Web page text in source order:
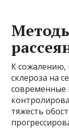
К сожалению,
склероза на
современные
тяжесть